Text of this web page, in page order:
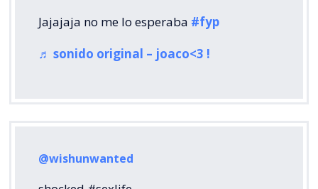
Jajajaja no me lo esperaba #fyp
♬ sonido original – joaco<3 !
@wishunwanted